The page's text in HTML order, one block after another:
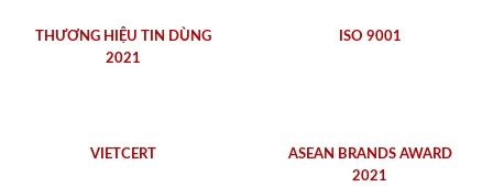
THƯƠNG HIỆU TIN DÙNG
2021
ISO 9001
VIETCERT
ASEAN BRANDS AWARD
2021